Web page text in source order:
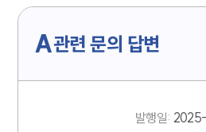
A관련 문의 답변
발행일: